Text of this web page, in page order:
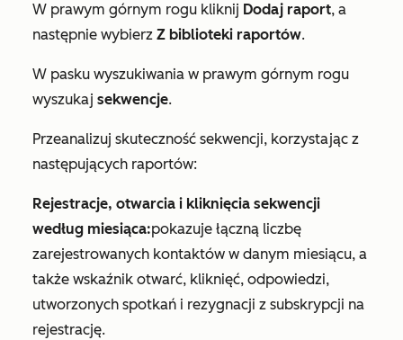
W prawym górnym rogu kliknij Dodaj raport, a
następnie wybierz Z biblioteki raportów.
W pasku wyszukiwania w prawym górnym rogu
wyszukaj sekwencje.
Przeanalizuj skuteczność sekwencji, korzystając z
następujących raportów:
Rejestracje, otwarcia i kliknięcia sekwencji
według miesiąca:pokazuje łączną liczbę
zarejestrowanych kontaktów w danym miesiącu, a
także wskaźnik otwarć, kliknięć, odpowiedzi,
utworzonych spotkań i rezygnacji z subskrypcji na
rejestrację.